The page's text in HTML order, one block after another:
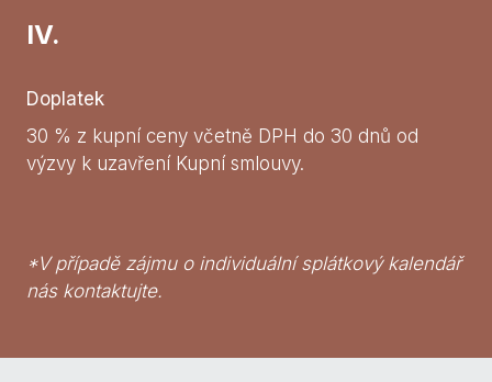
IV.
Doplatek
30 % z kupní ceny včetně DPH do 30 dnů od
výzvy k uzavření Kupní smlouvy.
*V případě zájmu o individuální splátkový kalendář
nás kontaktujte.